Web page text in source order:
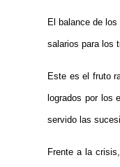
El balance de
salarios para los
Este es el fruto
logrados por los
servido las
Frente a la